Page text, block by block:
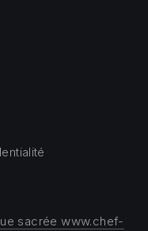
sacrée www.chef-